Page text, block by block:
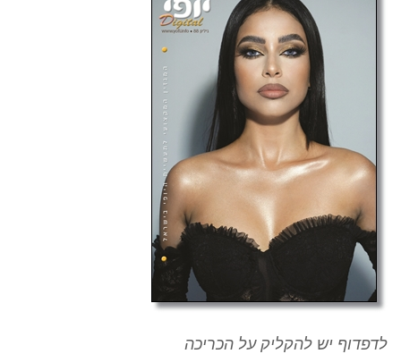
לדפדוף יש להקליק על הכריכה